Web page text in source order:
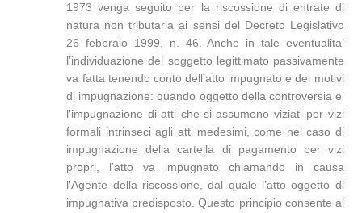
1973 venga seguito per la riscossione di entrate di
natura non tributaria ai sensi del Decreto Legislativo
26 febbraio 1999, n. 46. Anche in tale eventualita’
l’individuazione del soggetto legittimato passivamente
va fatta tenendo conto dell’atto impugnato e dei motivi
di impugnazione: quando oggetto della controversia e’
l’impugnazione di atti che si assumono viziati per vizi
formali intrinseci agli atti medesimi, come nel caso di
impugnazione della cartella di pagamento per vizi
propri, l’atto va impugnato chiamando in causa
l’Agente della riscossione, dal quale l’atto oggetto di
impugnativa predisposto. Questo principio consente al